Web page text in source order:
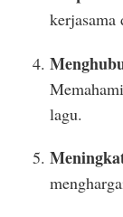
kerjasama
lagu.